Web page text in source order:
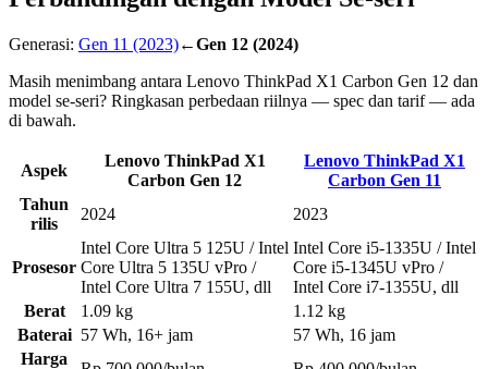
Generasi: Gen 11 (2023)←Gen 12 (2024)
Masih menimbang antara Lenovo ThinkPad X1 Carbon Gen 12 dan
model se-seri? Ringkasan perbedaan riilnya — spec dan tarif — ada
di bawah.
Aspek
Lenovo ThinkPad X1
Carbon Gen 12
Lenovo ThinkPad X1
Carbon Gen 11
Tahun
rilis
2024 2023
Prosesor
Intel Core Ultra 5 125U / Intel
Core Ultra 5 135U vPro /
Intel Core Ultra 7 155U, dll
Intel Core i5-1335U / Intel
Core i5-1345U vPro /
Intel Core i7-1355U, dll
Berat
1.09 kg
1.12 kg
Baterai 57 Wh, 16+ jam
57 Wh, 16 jam
Harga